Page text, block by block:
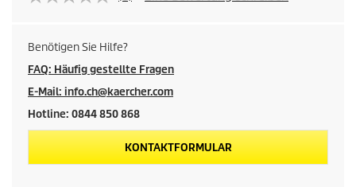
Benötigen Sie Hilfe?
FAQ: Häufig gestellte Fragen
E-Mail: info.ch@kaercher.com
Hotline: 0844 850 868
KONTAKTFORMULAR